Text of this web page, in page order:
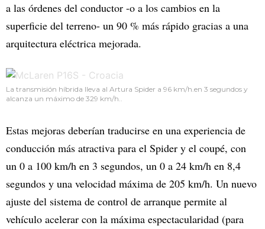
a las órdenes del conductor -o a los cambios en la
superficie del terreno- un 90 % más rápido gracias a una
arquitectura eléctrica mejorada.
La transmisión híbrida lleva al Artura Spider a 96 km/h.en 3 segundos y
alcanza un máximo de 329 km/h..
Estas mejoras deberían traducirse en una experiencia de
conducción más atractiva para el Spider y el coupé, con
un 0 a 100 km/h en 3 segundos, un 0 a 24 km/h en 8,4
segundos y una velocidad máxima de 205 km/h. Un nuevo
ajuste del sistema de control de arranque permite al
vehículo acelerar con la máxima espectacularidad (para